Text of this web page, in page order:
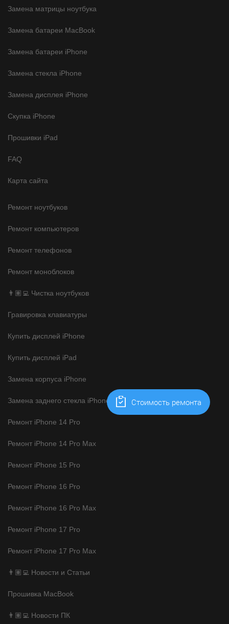
Замена матрицы ноутбука
Замена батареи MacBook
Замена батареи iPhone
Замена стекла iPhone
Замена дисплея iPhone
Скупка iPhone
Прошивки iPad
FAQ
Карта сайта
Ремонт ноутбуков
Ремонт компьютеров
Ремонт телефонов
Ремонт моноблоков
👨🏽‍💻 Чистка ноутбуков
Гравировка клавиатуры
Купить дисплей iPhone
Купить дисплей iPad
Замена корпуса iPhone
Замена заднего стекла iPhone
Ремонт iPhone 14 Pro
Ремонт iPhone 14 Pro Max
Ремонт iPhone 15 Pro
Ремонт iPhone 16 Pro
Ремонт iPhone 16 Pro Max
Ремонт iPhone 17 Pro
Ремонт iPhone 17 Pro Max
👨🏽‍💻 Новости и Статьи
Прошивка MacBook
👨🏽‍💻 Новости ПК
Cтоимость ремонта